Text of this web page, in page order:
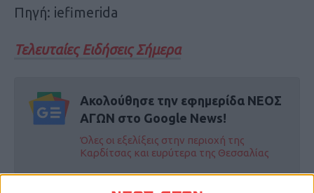
Πηγή: iefimerida
Τελευταίες Ειδήσεις Σήμερα
Ακολούθησε την εφημερίδα ΝΕΟΣ
ΑΓΩΝ στο Google News!
Όλες οι εξελίξεις στην περιοχή της
Καρδίτσας και ευρύτερα της Θεσσαλίας